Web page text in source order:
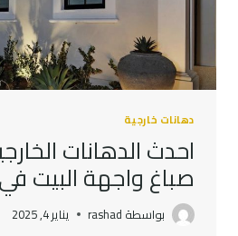
دهانات خارجية
احدث الدهانات
صباغ واجهة البيت
بواسطة rashad يناير 4, 2025